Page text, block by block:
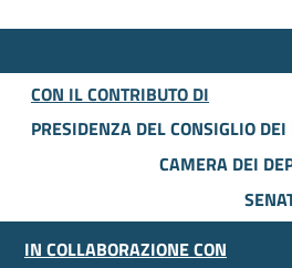
CON IL CONTRIBUTO DI
PRESIDENZA DEL CONSIGLIO
CAMERA DEI
IN COLLABORAZIONE CON